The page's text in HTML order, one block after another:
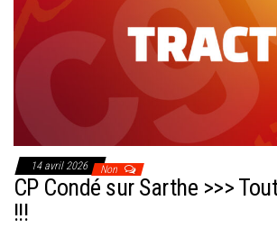
14 avril 2026 Non
CP Condé sur Sarthe >>>
!!!